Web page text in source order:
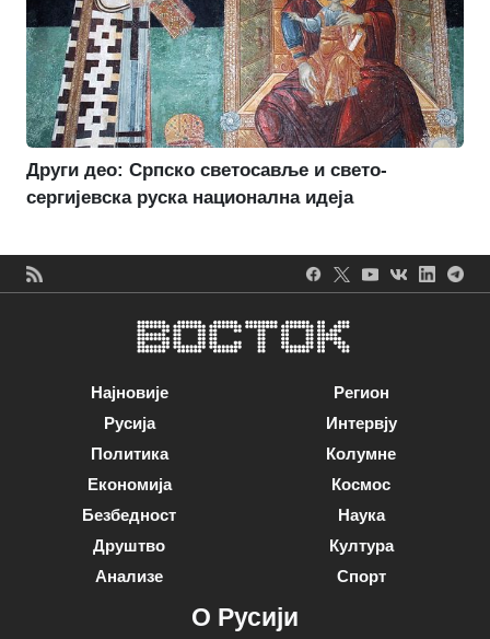
Други део: Српско светосавље и свето-
сергијевска руска национална идеја
Најновије
Русија
Политика
Економија
Безбедност
Друштво
Анализе
Регион
Интервју
Колумне
Космос
Наука
Култура
Спорт
О Русији